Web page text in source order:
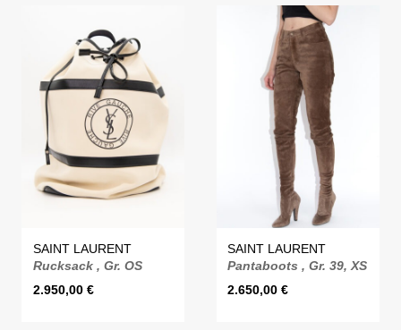
SAINT LAURENT
Rucksack , Gr. OS
2.950,00 €
SAINT LAURENT
Pantaboots , Gr. 39, XS
2.650,00€